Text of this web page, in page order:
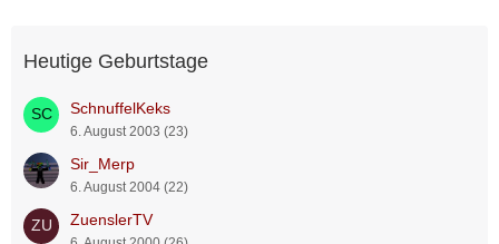
Heutige Geburtstage
SchnuffelKeks
6. August 2003 (23)
Sir_Merp
6. August 2004 (22)
ZuenslerTV